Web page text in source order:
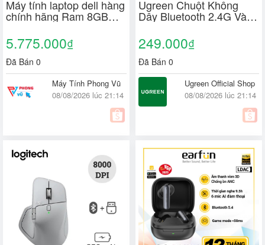
Máy tính laptop dell hàng
chính hãng Ram 8GB
Intel Core i5 - i7 ổ SSD
256GB màn 14", 15.6 -
Tặng kèm túi đựng
5.775.000₫
Đã Bán 0
Máy Tính Phong Vũ
08/08/2026 lúc 21:14
Ugreen Chuột Không
Dây Bluetooth 2.4G Và
5G 4000 DPI Cho
MacBook Tablet Laptop
PC
249.000₫
Đã Bán 0
Ugreen Official Shop
08/08/2026 lúc 21:14